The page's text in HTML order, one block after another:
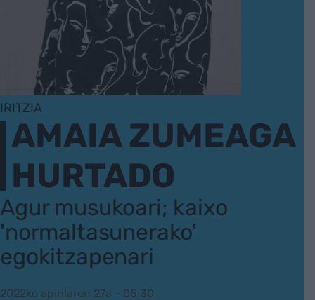
IRITZIA
AMAIA ZUMEAGA
HURTADO
Agur musukoari; kaixo
'normaltasunerako'
egokitzapenari
2022ko apirilaren 27a - 05:30